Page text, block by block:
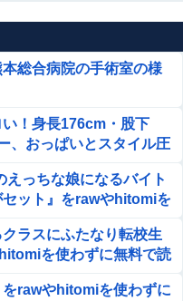
本総合病院の手術室の様
！身長176cm・股下
、おっぱいとスタイル圧
っちな娘になるバイト
ット』をrawやhitomiを
ラスにふたなり転校生
を使わずに無料で読
rawやhitomiを使わずに